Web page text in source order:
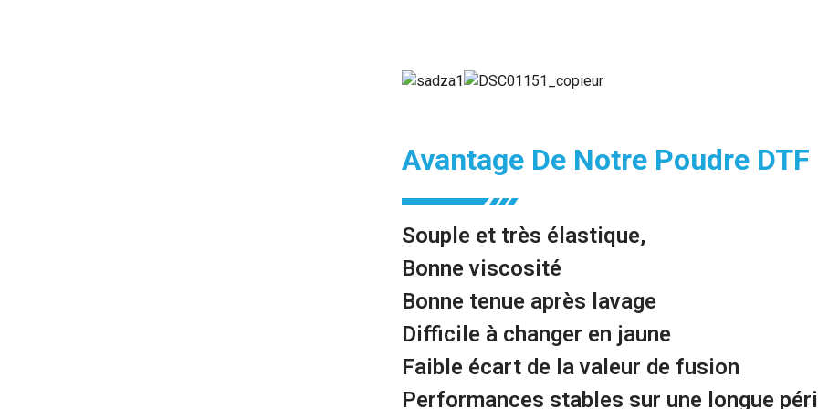
Avantage De Notre Poudre DTF
Souple et très élastique,
Bonne viscosité
Bonne tenue après lavage
Difficile à changer en jaune
Faible écart de la valeur de fusion
Performances stables sur une longue